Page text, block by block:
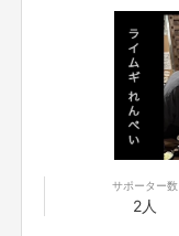
サポーター数
2人